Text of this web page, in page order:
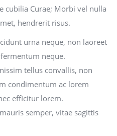
cubilia Curae; Morbi vel nulla
hendrerit risus.
urna neque, non laoreet
neque.
tellus convallis, non
condimentum ac lorem
efficitur lorem.
semper, vitae sagittis